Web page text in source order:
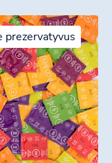
prezervatyvus